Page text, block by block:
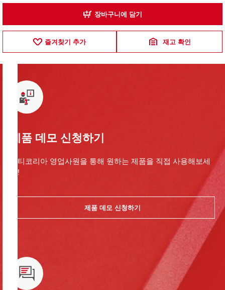
장바구니에 담기
즐겨찾기 추가 재고 확인
제품 데모 신청하기
힐티코리아 영업사원을 통해 원하는 제품을 직접 사용해보세
요!
제품 데모 신청하기